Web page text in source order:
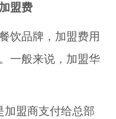
盟费
品牌，加盟费用
一般来说，加盟华
盟商支付给总部